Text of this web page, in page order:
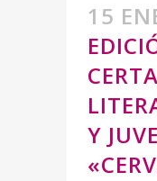
15
Y